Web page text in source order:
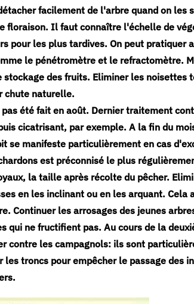
facilement de l'arbre quand on les
floraison. Il faut connaître l'échelle de
pour les plus tardives. On peut pratiquer
le pénétromètre et le refractomètre.
des fruits. Eliminer les noisettes
chute naturelle.
été fait en août. Dernier traitement
cicatrisant, par exemple. A la fin du
se manifeste particulièrement en cas
est préconnisé le plus
la taille après récolte du pêcher.
en les inclinant ou en les arquant.
Continuer les arrosages des jeunes
qui ne fructifient pas. Au cours de la
contre les campagnols: ils sont
troncs pour empêcher le passage des